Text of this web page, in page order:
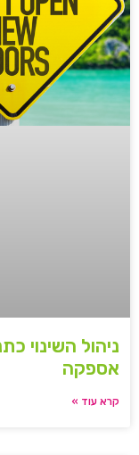
ניהול השינוי
אספקה
קרא עוד »